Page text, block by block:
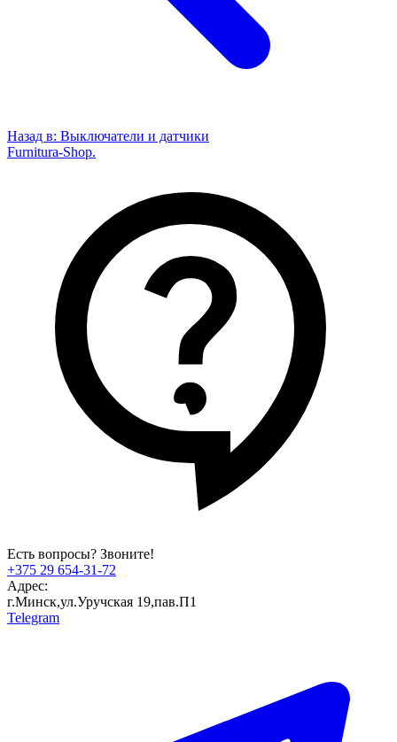
Назад в: Выключатели и датчики
Furnitura-Shop.
Есть вопросы? Звоните!
+375 29 654-31-72
Адрес:
г.Минск,ул.Уручская 19,пав.П1
Telegram